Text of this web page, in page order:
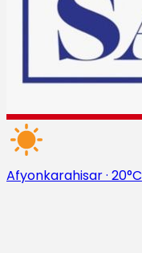
Afyonkarahisar· 20°C